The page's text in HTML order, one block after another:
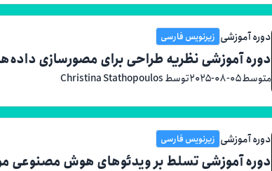
دوره آموزشی زیرنویس فارسی
دوره آموزشی نظریه طراحی برای مصورسازی
متوسط۲۰۲۵-۰۸-۰۵توسط Christina Stathopoulos
دوره آموزشی زیرنویس فارسی
دوره آموزشی تسلط بر ویدئوهای هوش مصنوعی